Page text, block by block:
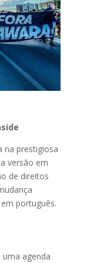
na prestigiosa
versão em
de direitos
português.
agenda